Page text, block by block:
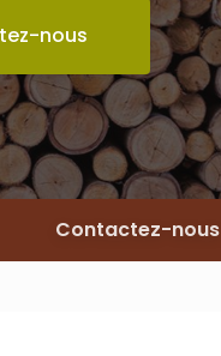
nous
Contactez-nous